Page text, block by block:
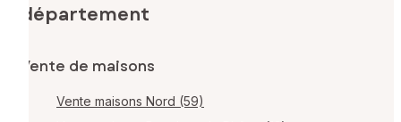
département
Vente de maisons
Vente maisons Nord (59)